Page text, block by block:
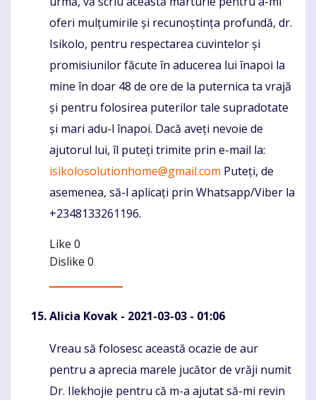
oferi mulțumirile și recunoștința profundă, dr.
Isikolo, pentru respectarea cuvintelor și
promisiunilor făcute în aducerea lui înapoi la
mine în doar 48 de ore de la puternica ta vrajă
și pentru folosirea puterilor tale supradotate
și mari adu-l înapoi. Dacă aveți nevoie de
ajutorul lui, îl puteți trimite prin e-mail la:
isikolosolutionhome@gmail.com Puteți, de
asemenea, să-l aplicați prin Whatsapp/Viber la
+2348133261196.
Like 0
Dislike 0
Alicia Kovak - 2021-03-03 - 01:06
Komentaras
Vreau să folosesc această ocazie de aur
pentru a aprecia marele jucător de vrăji numit
Dr. Ilekhojie pentru că m-a ajutat să-mi revin